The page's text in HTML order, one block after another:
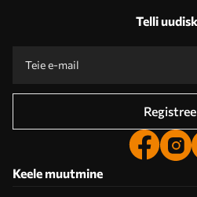
Telli
Keele muutmine